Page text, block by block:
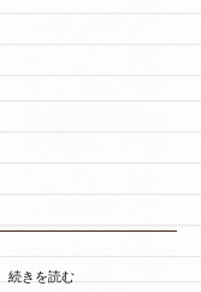
続きを読む